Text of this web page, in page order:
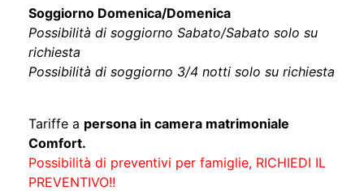
Soggiorno Domenica/Domenica
Possibilità di soggiorno Sabato/Sabato solo su
richiesta
Possibilità di soggiorno 3/4 notti solo su richiesta
Tariffe a persona in camera matrimoniale
Comfort.
Possibilità di preventivi per famiglie, RICHIEDI IL
PREVENTIVO!!